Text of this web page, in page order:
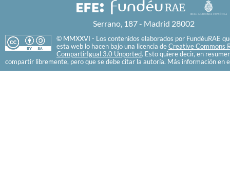
Serrano, 187 - Madrid 28002
© MMXXVI - Los contenidos elaborados por FundéuRAE
esta web lo hacen bajo una licencia de Creative Commons
CompartirIgual 3.0 Unported. Esto quiere decir, en
compartir libremente, pero que se debe citar la autoría. Más información en